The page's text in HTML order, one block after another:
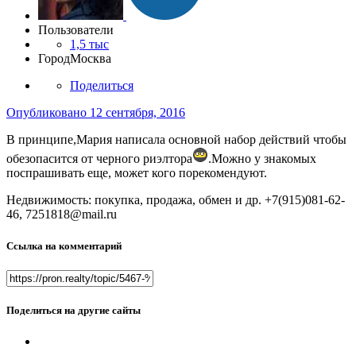
Пользователи
1,5 тыс
ГородМосква
Поделиться
Опубликовано 12 сентября, 2016
В принципе,Мария написала основной набор действий чтобы
обезопасится от черного риэлтора
.Можно у знакомых
поспрашивать еще, может кого порекомендуют.
Недвижимость: покупка, продажа, обмен и др. +7(915)081-62-
46, 7251818@mail.ru
Ссылка на комментарий
Поделиться на другие сайты